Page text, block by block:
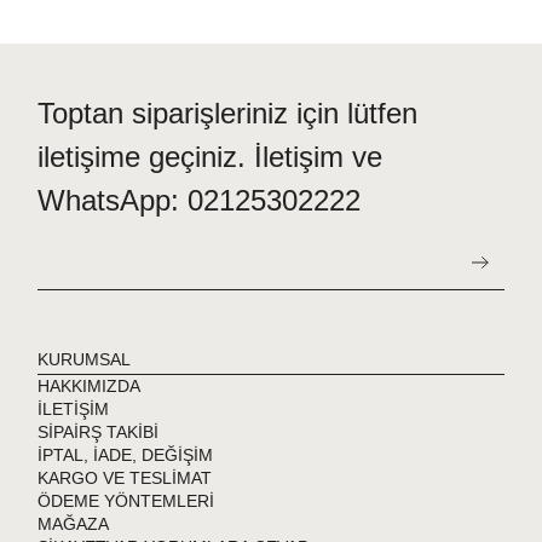
Toptan siparişleriniz için lütfen
iletişime geçiniz. İletişim ve
WhatsApp: 02125302222
KURUMSAL
HAKKIMIZDA
İLETİŞİM
SİPAİRŞ TAKİBİ
İPTAL, İADE, DEĞİŞİM
KARGO VE TESLİMAT
ÖDEME YÖNTEMLERİ
MAĞAZA